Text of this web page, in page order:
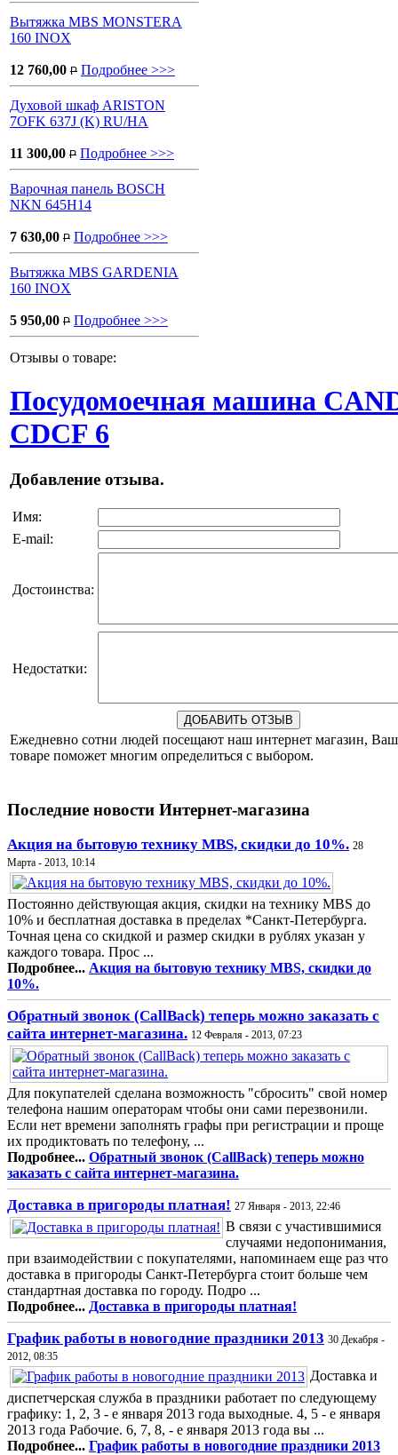
Вытяжка MBS MONSTERA
160 INOX
12 760,00 P Подробнее >>>
Духовой шкаф ARISTON
7OFK 637J (K) RU/HA
11 300,00 P Подробнее >>>
Варочная панель BOSCH
NKN 645H14
7 630,00 P Подробнее >>>
Вытяжка MBS GARDENIA
160 INOX
5 950,00 P Подробнее >>>
Отзывы о товаре:
Посудомоечная машина
CDCF 6
Добавление отзыва.
Имя:
E-mail:
Достоинства:
Недостатки:
Ежедневно сотни людей посещают наш интернет магазин,
товаре поможет многим определиться с выбором.
Последние новости Интернет-магазина
Акция на бытовую технику MBS, скидки до 10%. 28
Марта - 2013, 10:14
Постоянно действующая акция, скидки на технику MBS до
10% и бесплатная доставка в пределах *Санкт-Петербурга.
Точная цена со скидкой и размер скидки в рублях указан у
каждого товара. Прос ...
Подробнее... Акция на бытовую технику MBS, скидки до
10%.
Обратный звонок (CallBack) теперь можно заказать с
сайта интернет-магазина. 12 Февраля - 2013, 07:23
Для покупателей сделана возможность "сбросить" свой номер
телефона нашим операторам чтобы они сами перезвонили.
Если нет времени заполнять графы при регистрации и проще
их продиктовать по телефону, ...
Подробнее... Обратный звонок (CallBack) теперь можно
заказать с сайта интернет-магазина.
Доставка в пригороды платная! 27 Января - 2013, 22:46
В связи с участившимися
случаями недопонимания,
при взаимодействии с покупателями, напоминаем еще раз что
доставка в пригороды Санкт-Петербурга стоит больше чем
стандартная доставка по городу. Подро ...
Подробнее... Доставка в пригороды платная!
График работы в новогодние праздники 2013 30 Декабря -
2012, 08:35
Доставка и
диспетчерская служба в праздники работает по следующему
графику: 1, 2, 3 - е января 2013 года выходные. 4, 5 - е января
2013 года Рабочие. 6, 7, 8, - е января 2013 года вы ...
Подробнее... График работы в новогодние праздники 2013